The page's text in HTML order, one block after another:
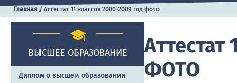
Главная / Аттестат 11 классов 2000-2009 год фото
ВЫСШЕЕ ОБРАЗОВАНИЕ
Диплом о высшем образовании
Аттестат
ФОТО